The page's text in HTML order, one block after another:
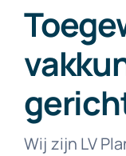
Wij zijn LV